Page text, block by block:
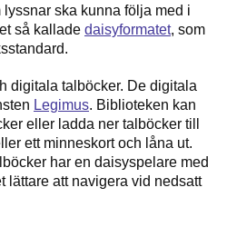
ska kunna följa med i
så kallade daisyformatet, som
digitala talböcker. De digitala
Legimus. Biblioteken kan
eller ladda ner talböcker till
ett minneskort och låna ut.
har en daisyspelare med
lättare att navigera vid nedsatt